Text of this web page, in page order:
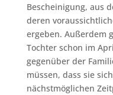
Bescheinigung, aus
deren
ergeben. Außerdem
Tochter schon im
gegenüber der
müssen, dass sie
nächstmöglichen